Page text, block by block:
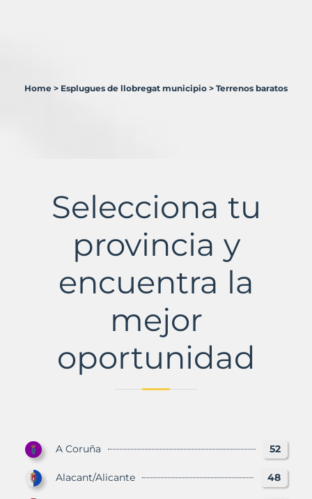
Municipio
Home > Esplugues de llobregat municipio > Terrenos baratos
Selecciona tu
provincia y
encuentra la
mejor
oportunidad
A Coruña 52
Alacant/Alicante 48